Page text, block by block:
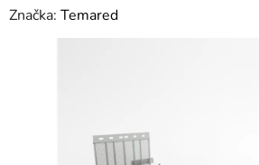
Značka: Temared